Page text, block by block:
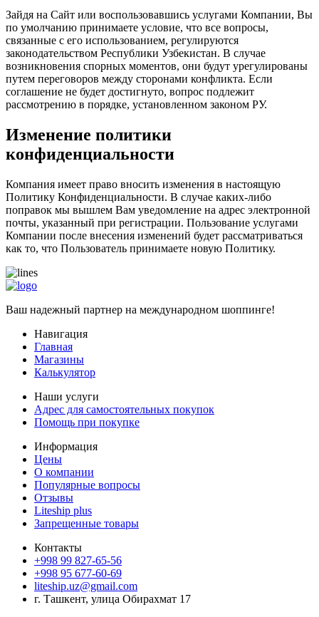
Зайдя на Сайт или воспользовавшись услугами Компании, Вы
по умолчанию принимаете условие, что все вопросы,
связанные с его использованием, регулируются
законодательством Республики Узбекистан. В случае
возникновения спорных моментов, они будут урегулированы
путем переговоров между сторонами конфликта. Если
соглашение не будет достигнуто, вопрос подлежит
рассмотрению в порядке, установленном законом РУ.
Изменение политики
конфиденциальности
Компания имеет право вносить изменения в настоящую
Политику Конфиденциальности. В случае каких-либо
поправок мы вышлем Вам уведомление на адрес электронной
почты, указанный при регистрации. Пользование услугами
Компании после внесения изменений будет рассматриваться
как то, что Пользователь принимаете новую Политику.
Ваш надежный партнер на международном шоппинге!
Навигация
Главная
Магазины
Калькулятор
Наши услуги
Адрес для самостоятельных покупок
Помощь при покупке
Информация
Цены
О компании
Популярные вопросы
Отзывы
Liteship plus
Запрещенные товары
Контакты
+998 99 827-65-56
+998 95 677-60-69
liteship.uz@gmail.com
г. Ташкент, улица Обирахмат 17